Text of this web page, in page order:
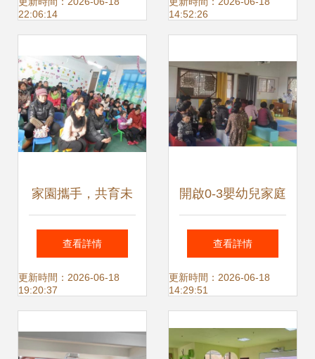
22:06:14
動，助力家長成長
14:52:26
家園攜手，共育未
來——息縣紫東來
雙語幼兒園家庭教
查看詳情
更新時間：2026-06-18
19:20:37
開啟0-3嬰幼兒家庭
照護新時代 讓教育
之美飛入尋常百姓
查看詳情
更新時間：2026-06-18
14:29:51